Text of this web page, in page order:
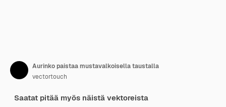
Aurinko paistaa mustavalkoisella taustalla
vectortouch
Saatat pitää myös näistä vektoreista